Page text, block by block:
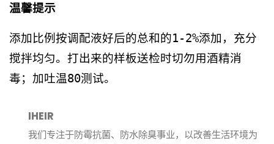
温馨提示
添加比例按调配液好后的总和的1-2%添加，充分
搅拌均匀。打出来的样板送检时切勿用酒精消
毒；加吐温80测试。
IHEIR
我们专注于防霉抗菌、防水除臭事业，以改善生活环境为